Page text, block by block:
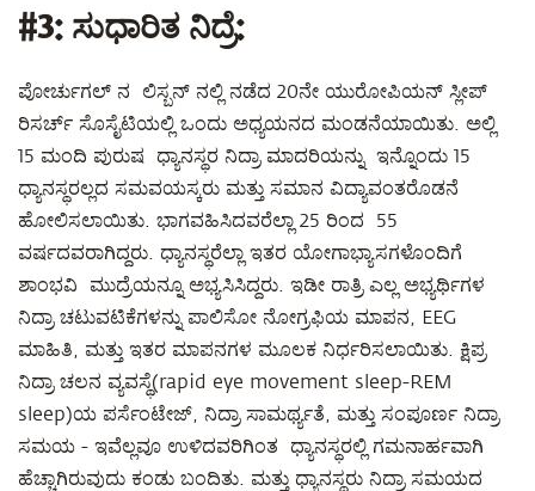
#3: ಸುಧಾರಿತ ನಿದ್ರೆ:
ಪೋರ್ಚುಗಲ್ ನ ಲಿಸ್ಬನ್ ನಲ್ಲಿ ನಡೆದ 20ನೇ ಯುರೋಪಿಯನ್ ಸ್ಲೀಪ್
ರಿಸರ್ಚ್ ಸೊಸೈಟಿಯಲ್ಲಿ ಒಂದು ಅಧ್ಯಯನದ ಮಂಡನೆಯಾಯಿತು. ಅಲ್ಲಿ
15 ಮಂದಿ ಪುರುಷ ಧ್ಯಾನಸ್ಥರ ನಿದ್ರಾ ಮಾದರಿಯನ್ನು ಇನ್ನೊಂದು 15
ಧ್ಯಾನಸ್ಥರಲ್ಲದ ಸಮವಯಸ್ಕರು ಮತ್ತು ಸಮಾನ ವಿದ್ಯಾವಂತರೊಡನೆ
ಹೋಲಿಸಲಾಯಿತು. ಭಾಗವಹಿಸಿದವರೆಲ್ಲಾ 25 ರಿಂದ 55
ವರ್ಷದವರಾಗಿದ್ದರು. ಧ್ಯಾನಸ್ಥರೆಲ್ಲಾ ಇತರ ಯೋಗಾಭ್ಯಾಸಗಳೊಂದಿಗೆ
ಶಾಂಭವಿ ಮುದ್ರೆಯನ್ನೂ ಅಭ್ಯಸಿಸಿದ್ದರು. ಇಡೀ ರಾತ್ರಿ ಎಲ್ಲ ಅಭ್ಯರ್ಥಿಗಳ
ನಿದ್ರಾ ಚಟುವಟಿಕೆಗಳನ್ನು ಪಾಲಿಸೋ ನೋಗ್ರಫಿಯ ಮಾಪನ, EEG
ಮಾಹಿತಿ, ಮತ್ತು ಇತರ ಮಾಪನಗಳ ಮೂಲಕ ನಿರ್ಧರಿಸಲಾಯಿತು. ಕ್ಷಿಪ್ರ
ನಿದ್ರಾ ಚಲನ ವ್ಯವಸ್ಥೆ(rapid eye movement sleep-REM
sleep)ಯ ಪರ್ಸೆಂಟೇಜ್, ನಿದ್ರಾ ಸಾಮರ್ಥ್ಯತೆ, ಮತ್ತು ಸಂಪೂರ್ಣ ನಿದ್ರಾ
ಸಮಯ - ಇವೆಲ್ಲವೂ ಉಳಿದವರಿಗಿಂತ ಧ್ಯಾನಸ್ಥರಲ್ಲಿ ಗಮನಾರ್ಹವಾಗಿ
ಹೆಚ್ಚಾಗಿರುವುದು ಕಂಡು ಬಂದಿತು. ಮತ್ತು ಧ್ಯಾನಸ್ಥರು ನಿದ್ರಾ ಸಮಯದ